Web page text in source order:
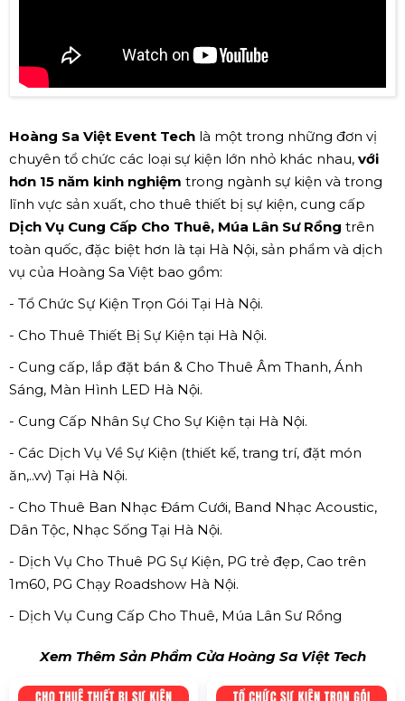
Hoàng Sa Việt Event Tech là một trong những đơn vị
chuyên tổ chức các loại sự kiện lớn nhỏ khác nhau, với
hơn 15 năm kinh nghiệm trong ngành sự kiện và trong
lĩnh vực sản xuất, cho thuê thiết bị sự kiện, cung cấp
Dịch Vụ Cung Cấp Cho Thuê, Múa Lân Sư Rồng trên
toàn quốc, đặc biệt hơn là tại Hà Nội, sản phẩm và dịch
vụ của Hoàng Sa Việt bao gồm:
- Tổ Chức Sự Kiện Trọn Gói Tại Hà Nội.
- Cho Thuê Thiết Bị Sự Kiện tại Hà Nội.
- Cung cấp, lắp đặt bán & Cho Thuê Âm Thanh, Ánh
Sáng, Màn Hình LED Hà Nội.
- Cung Cấp Nhân Sự Cho Sự Kiện tại Hà Nội.
- Các Dịch Vụ Về Sự Kiện (thiết kế, trang trí, đặt món
ăn,..vv) Tại Hà Nội.
- Cho Thuê Ban Nhạc Đám Cưới, Band Nhạc Acoustic,
Dân Tộc, Nhạc Sống Tại Hà Nội.
- Dịch Vụ Cho Thuê PG Sự Kiện, PG trẻ đẹp, Cao trên
1m60, PG Chạy Roadshow Hà Nội.
- Dịch Vụ Cung Cấp Cho Thuê, Múa Lân Sư Rồng
Xem Thêm Sản Phẩm Cửa Hoàng Sa Việt Tech